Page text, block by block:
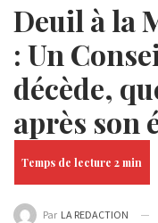
Deuil à la
: Un
décède,
après son
Par LA REDACTION